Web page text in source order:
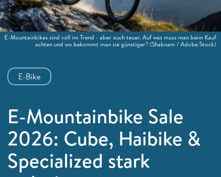
E-Bike
E-Mountainbike Sale
2026: Cube, Haibike &
Specialized stark
E-Mountainbikes sind voll im Trend - aber auch teuer. Auf was muss man beim Kauf
achten und wo bekommt man sie günstiger? (Shabnam / Adobe Stock)